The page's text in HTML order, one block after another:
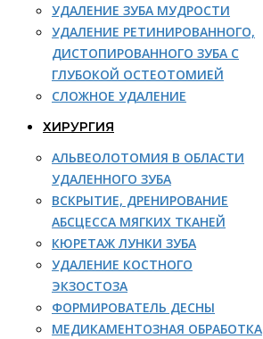
УДАЛЕНИЕ ЗУБА МУДРОСТИ
УДАЛЕНИЕ РЕТИНИРОВАННОГО,
ДИСТОПИРОВАННОГО ЗУБА С
ГЛУБОКОЙ ОСТЕОТОМИЕЙ
СЛОЖНОЕ УДАЛЕНИЕ
ХИРУРГИЯ
АЛЬВЕОЛОТОМИЯ В ОБЛАСТИ
УДАЛЕННОГО ЗУБА
ВСКРЫТИЕ, ДРЕНИРОВАНИЕ
АБСЦЕССА МЯГКИХ ТКАНЕЙ
КЮРЕТАЖ ЛУНКИ ЗУБА
УДАЛЕНИЕ КОСТНОГО
ЭКЗОСТОЗА
ФОРМИРОВАТЕЛЬ ДЕСНЫ
МЕДИКАМЕНТОЗНАЯ ОБРАБОТКА